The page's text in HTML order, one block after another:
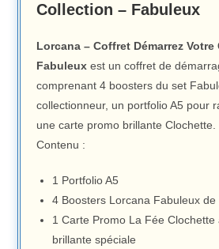
Collection – Fabuleux
Lorcana – Coffret Démarrez
Fabuleux est un coffret de
comprenant 4 boosters du set
collectionneur, un portfolio A5 pour
une carte promo brillante Clochette.
Contenu :
1 Portfolio A5
4 Boosters Lorcana Fabuleux
1 Carte Promo La Fée Clochette
brillante spéciale